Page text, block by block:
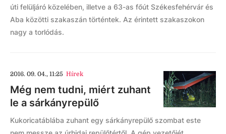
úti felüljáró közelében, illetve a 63-as főút Székesfehérvár és
Aba közötti szakaszán történtek. Az érintett szakaszokon
nagy a torlódás.
2016. 09. 04., 11:25 Hírek
Még nem tudni, miért zuhant
le a sárkányrepülő
Kukoricatáblába zuhant egy sárkányrepülő szombat este